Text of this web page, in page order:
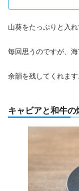
山葵をたっぷりと入
毎回思うのですが、
余韻を残してくれます
キャビアと和牛の